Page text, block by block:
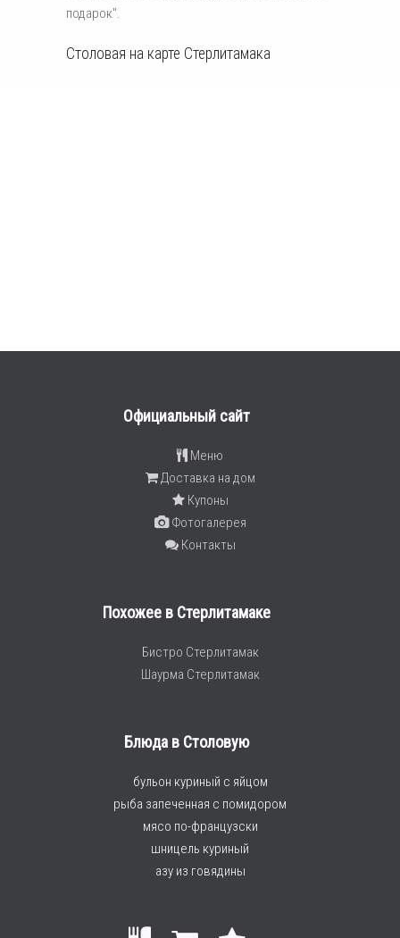
подарок".
Столовая на карте Стерлитамака
Официальный сайт
Меню
Доставка на дом
Купоны
Фотогалерея
Контакты
Похожее в Стерлитамаке
Бистро Стерлитамак
Шаурма Стерлитамак
Блюда в Столовую
бульон куриный с яйцом
рыба запеченная с помидором
мясо по-французски
шницель куриный
азу из говядины